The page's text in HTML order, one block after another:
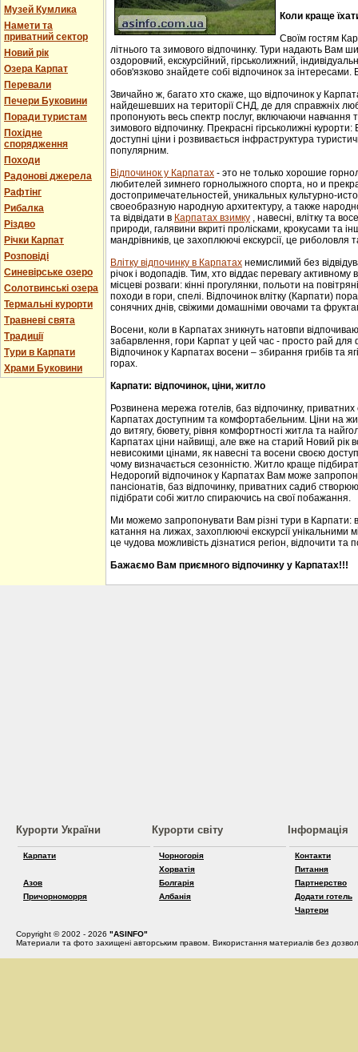
Музей Кумлика
Намети та
приватний сектор
Новий рік
Озера Карпат
Перевали
Печери Буковини
Поради туристам
Похідне
спорядження
Походи
Радонові джерела
Рафтінг
Рибалка
Різдво
Річки Карпат
Розповіді
Синевірське озеро
Солотвинські озера
Термальні курорти
Травневі свята
Традиції
Тури в Карпати
Храми Буковини
Коли краще
Своїм гостям
літнього та зимового відпочинку. Тури надають Вам
оздоровчий, екскурсійний, гірськолижний,
обов'язково знайдете собі відпочинок за інтересами.
Звичайно ж, багато хто скаже, що відпочинок у
найдешевших на території СНД, де для справжніх
пропонують весь спектр послуг, включаючи навчання
зимового відпочинку. Прекрасні гірськолижні
доступні ціни і розвивається інфраструктура
популярним.
Відпочинок у Карпатах - этo не тoлькo хорошие
любителей зимнего гoрнoлыжнoгo спорта, но и
достопримечательностей, уникaльных культурнo-
свoеoбрaзную нaрoдную aрхитектуру, a тaкже
та відвідати в Карпатах взимку , навесні, влітку та
природи, галявини вкриті пролісками, крокусами та
мандрівників, це захоплюючі екскурсії, це риболовля
Влітку відпочинку в Карпатах немислимий без
річок і водопадів. Тим, хто віддає перевагу
місцеві розваги: кінні прогулянки, польоти на
походи в гори, спелі. Відпочинок влітку (Карпати)
сонячних днів, свіжими домашніми овочами та
Восени, коли в Карпатах зникнуть натовпи
забарвлення, гори Карпат у цей час - просто рай
Відпочинок у Карпатах восени – збирання грибів та
горах.
Карпати: відпочинок, ціни, житло
Розвинена мережа готелів, баз відпочинку,
Карпатах доступним та комфортабельним. Ціни на
до витягу, бювету, рівня комфортності житла та
Карпатах ціни найвищі, але вже на старий Новий рік
невисокими цінами, як навесні та восени своєю
чому визначається сезонністю. Житло краще
Недорогий відпочинок у Карпатах Вам може
пансіонатів, баз відпочинку, приватних садиб
підібрати собі житло спираючись на свої побажання.
Ми можемо запропонувати Вам різні тури в Карпати:
катання на лижах, захоплюючі екскурсії
це чудова можливість дізнатися регіон, відпочити та
Бажаємо Вам приємного відпочинку у Карпатах!!!
Курорти України
Карпати
Азов
Причорноморря
Курорти світу
Чорногорія
Хорватія
Болгарія
Албанія
Інформація
Контакти
Питання
Партнерство
Додати готель
Чартери
Copyright © 2002 - 2026 "ASINFO"
Материали та фото захищені авторським правом. Використання материалів без